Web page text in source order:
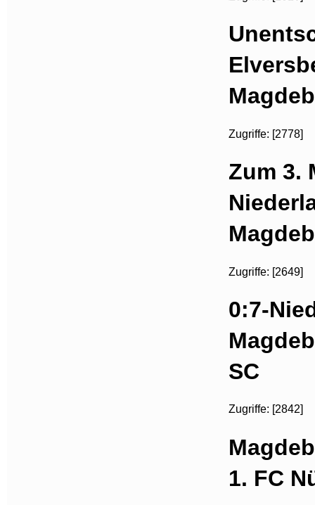
Zugriffe: [2778]
Zum 3.
Zugriffe: [2649]
0:7-
SC
Zugriffe: [2842]
1. FC